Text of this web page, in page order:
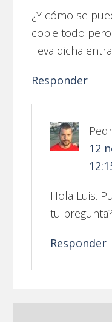
¿Y cómo se
copie todo
lleva dicha
Responder
12
Hola Luis.
tu pregunta?
Responder